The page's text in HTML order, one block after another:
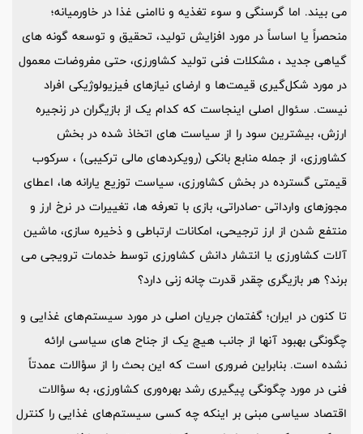
می بیند. اما گرسنگی و سوء تغذیه و ناامنی غذا در خاورمیانه؛
منحصراً یا اساساً در مورد افزایش تولید، تحقیق و توسعه گونه های
گیاهی جدید ، مشکلات فنی تولید کشاورزی، حتی مفروضات معمول
در مورد شکل‌گیری قیمت‌ها و ارضای نیازهای فیزیولوژیکی افراد
نیست. سئوال اصلی اینجاست که کدام یک از بازیگران در زنجیره
ارزش، بیشترین سود را از سیاست های اتخاذ شده در بخش
کشاورزی، از جمله منابع بانکی (رویکردهای مالی ترکیبی) ، سرکوب
قیمتی گسترده در بخش کشاورزی، سیاست توزیع یارانه ها، اعطای
مجوزهای وارداتی -صادراتی، بازی با تعرفه ها، تغییرات در نرخ ارز و
منتفع شدن از ارز ترجیحی، امکانات ارتباطی و ذخیره سازی، ماشین
آلات کشاورزی یا انتشار دانش کشاورزی توسط خدمات ترویجی می
برند؟ هر بازیگری چقدر قدرت چانه زنی دارد؟
تا کنون در ایران؛ گفتمان جریان اصلی در مورد سیستم‌های غذایی و
چگونگی بهبود آنها از جانب هیچ یک از جناح های سیاسی ارائه
نشده است. بنابراین ضروری است که این بحث را از سؤالات عمدتاً
فنی در مورد چگونگی پیگیری رشد بهره‌وری کشاورزی، به سؤالات
اقتصاد سیاسی مبنی بر اینکه چه کسی سیستم‌های غذایی را کنترل